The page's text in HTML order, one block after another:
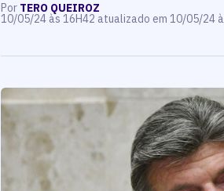
Por TERO QUEIROZ
10/05/24 às 16H42 atualizado em 10/05/24